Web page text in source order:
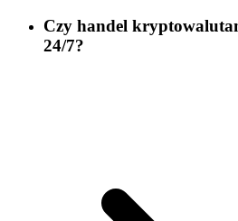
Czy handel
24/7?